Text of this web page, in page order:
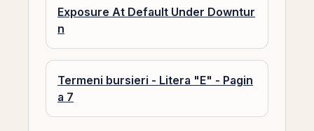
Exposure At Default Under Downtur
n
Termeni bursieri - Litera "E" - Pagin
a 7